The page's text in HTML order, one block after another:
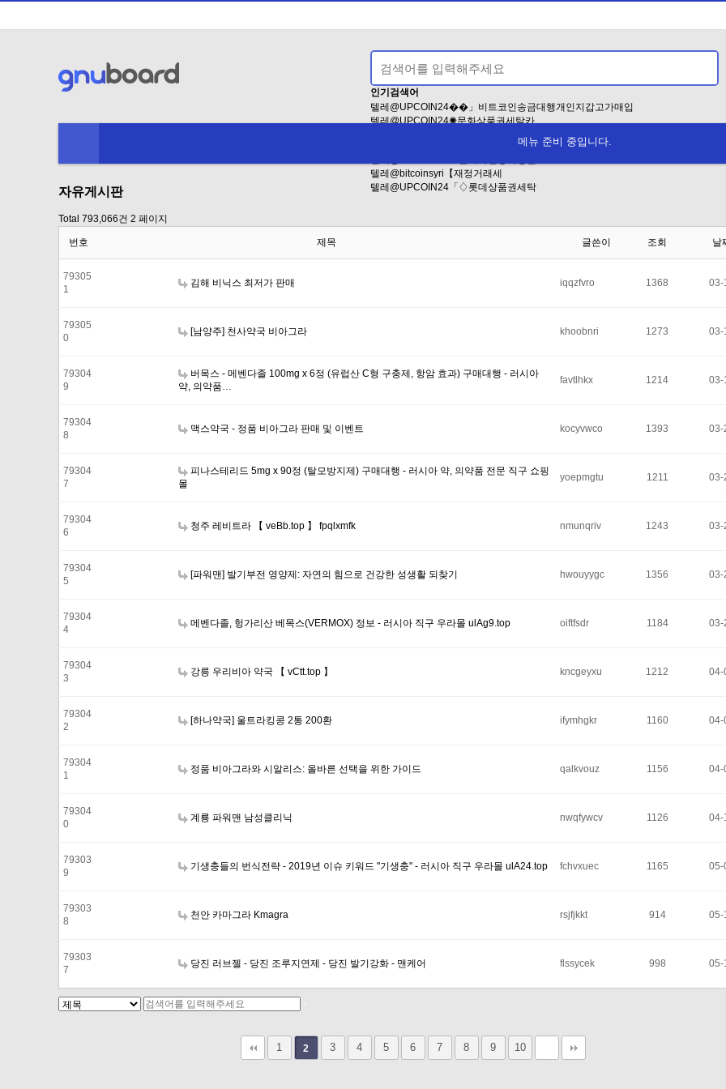
인기검색어
텔레@UPCOIN24��」비트코인송금대행개인지갑고가매입
텔레@UPCOIN24✺문화상품권세탁카
텔레bpmc55◇±마운자로구입마운자로
텔레@bitcoinsyri【재정거래세
텔레@UPCOIN24「♢롯데상품권세탁
메뉴 준비 중입니다.
자유게시판
Total 793,066건 2 페이지
번호 제목 글쓴이 조회 날
79305
1
김해 비닉스 최저가 판매 iqqzfvro 1368 03-
79305
0
[남양주] 천사약국 비아그라 khoobnri 1273 03-
79304
9
버목스 - 메벤다졸 100mg x 6정 (유럽산 C형 구충제, 항암 효과) 구매대행 - 러시아
약, 의약품…
favtlhkx 1214 03-
79304
8
맥스약국 - 정품 비아그라 판매 및 이벤트 kocyvwco 1393 03-
79304
7
피나스테리드 5mg x 90정 (탈모방지제) 구매대행 - 러시아 약, 의약품 전문 직구 쇼핑
몰
yoepmgtu 1211 03-
79304
6
청주 레비트라 【 veBb.top 】 fpqlxmfk nmunqriv 1243 03-
79304
5
[파워맨] 발기부전 영양제: 자연의 힘으로 건강한 성생활 되찾기 hwouyygc 1356 03-
79304
4
메벤다졸, 헝가리산 베목스(VERMOX) 정보 - 러시아 직구 우라몰 ulAg9.top oiftfsdr 1184 03-
79304
3
강릉 우리비아 약국 【 vCtt.top 】 kncgeyxu 1212 04-
79304
2
[하나약국] 울트라킹콩 2통 200환 ifymhgkr 1160 04-
79304
1
정품 비아그라와 시알리스: 올바른 선택을 위한 가이드 qalkvouz 1156 04-
79304
0
계룡 파워맨 남성클리닉 nwqfywcv 1126 04-
79303
9
기생충들의 번식전략 - 2019년 이슈 키워드 "기생충" - 러시아 직구 우라몰 ulA24.top fchvxuec 1165 05-
79303
8
천안 카마그라 Kmagra rsjfjkkt 914 05-
79303
7
당진 러브젤 - 당진 조루지연제 - 당진 발기강화 - 맨케어 flssycek 998 05-
1 2 3 4 5 6 7 8 9 10